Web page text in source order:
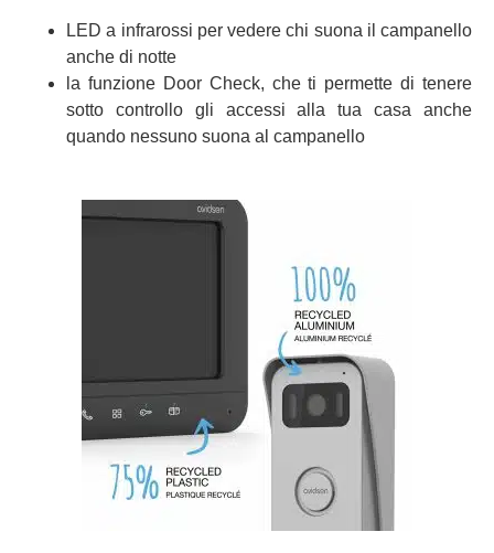
LED a infrarossi per vedere chi suona il campanello
anche di notte
la funzione Door Check, che ti permette di tenere
sotto controllo gli accessi alla tua casa anche
quando nessuno suona al campanello